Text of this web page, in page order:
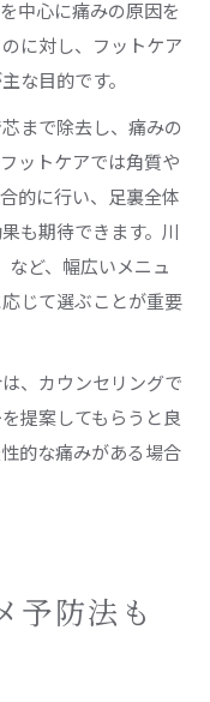
中心に痛みの原因を
に対し、フットケア
な目的です。
まで除去し、痛みの
ットケアでは角質や
的に行い、足裏全体
も期待できます。川
など、幅広いメニュ
じて選ぶことが重要
、カウンセリングで
提案してもらうと良
的な痛みがある場合
予防法も